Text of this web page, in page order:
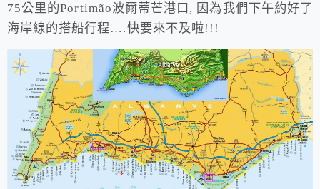
75公里的Portimão波爾蒂芒港口, 因為我們下午約好了
海岸線的搭船行程….快要來不及啦!!!